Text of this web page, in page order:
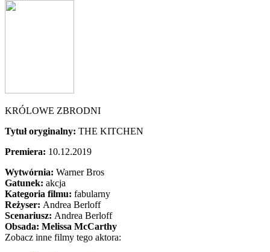
KRÓLOWE ZBRODNI
Tytuł oryginalny: THE KITCHEN
Premiera: 10.12.2019
Wytwórnia: Warner Bros
Gatunek: akcja
Kategoria filmu: fabularny
Reżyser: Andrea Berloff
Scenariusz: Andrea Berloff
Obsada: Melissa McCarthy
Zobacz inne filmy tego aktora: